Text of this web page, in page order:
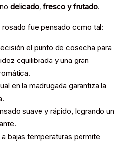
delicado, fresco y frutado.
fue pensado como tal:
el punto de cosecha para
equilibrada y una gran
en la madrugada garantiza la
suave y rápido, logrando un
bajas temperaturas permite